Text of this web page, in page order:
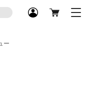
ー